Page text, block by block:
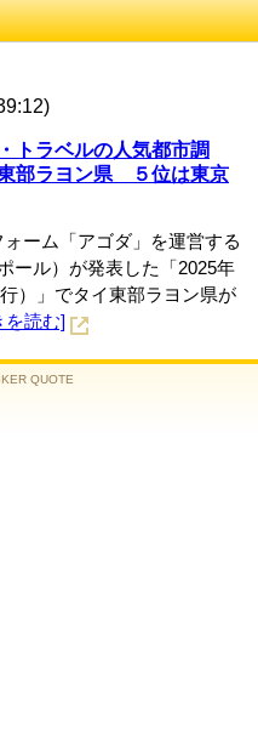
トラベルの人気都市調
部ラヨン県 ５位は東京
ーム「アゴダ」を運営する
ール）が発表した「2025年
）」でタイ東部ラヨン県が
を読む]
QUOTE